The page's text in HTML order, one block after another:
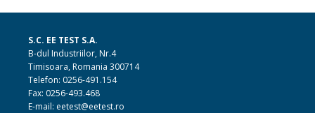
S.C. EE TEST S.A.
B-dul Industriilor, Nr.4
Timisoara, Romania 300714
Telefon: 0256-491.154
Fax: 0256-493.468
E-mail: eetest@eetest.ro